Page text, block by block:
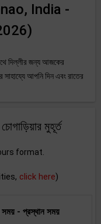
India -
দিল্লীর জন্য আজকের
আপনি দিন এবং রাতের
মুহূর্ত
format.
click here)
সময় - প্রস্থান সময়